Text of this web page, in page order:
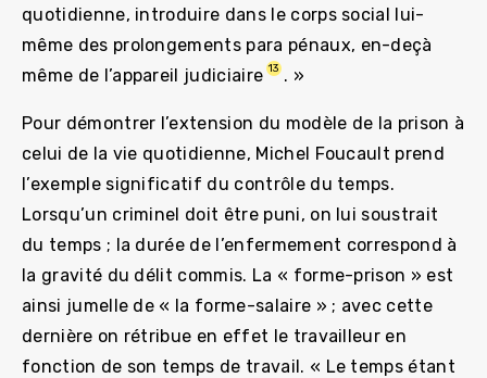
quotidienne, introduire dans le corps social lui-
même des prolongements para pénaux, en-deçà
même de l’appareil judiciaire 13 . »
Pour démontrer l’extension du modèle de la prison à
celui de la vie quotidienne, Michel Foucault prend
l’exemple significatif du contrôle du temps.
Lorsqu’un criminel doit être puni, on lui soustrait
du temps ; la durée de l’enfermement correspond à
la gravité du délit commis. La « forme-prison » est
ainsi jumelle de « la forme-salaire » ; avec cette
dernière on rétribue en effet le travailleur en
fonction de son temps de travail. « Le temps étant